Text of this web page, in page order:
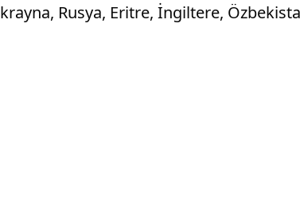
Rusya, Eritre, İngiltere,